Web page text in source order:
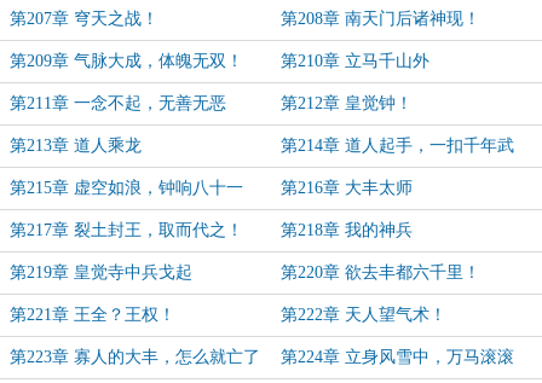
第207章 穹天之战！ 第208章 南天门后诸神现！
第209章 气脉大成，体魄无双！ 第210章 立马千山外
第211章 一念不起，无善无恶 第212章 皇觉钟！
第213章 道人乘龙 第214章 道人起手，一扣千年武
运！（四千字）
第215章 虚空如浪，钟响八十一 第216章 大丰太师
第217章 裂土封王，取而代之！ 第218章 我的神兵
第219章 皇觉寺中兵戈起 第220章 欲去丰都六千里！
第221章 王全？王权！ 第222章 天人望气术！
第223章 寡人的大丰，怎么就亡了 第224章 立身风雪中，万马滚滚